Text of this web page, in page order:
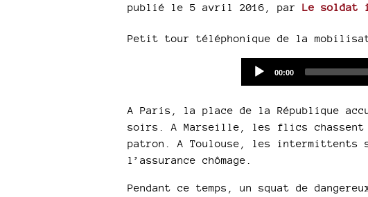
publié le 5 avril 2016 par Le soldat
Petit tour téléphonique de la
Current
00:00
A Paris, la place de la République
soirs. A Marseille, les flics chassent
patron. A Toulouse, les intermittents
l’assurance chômage.
Pendant ce temps, un squat de